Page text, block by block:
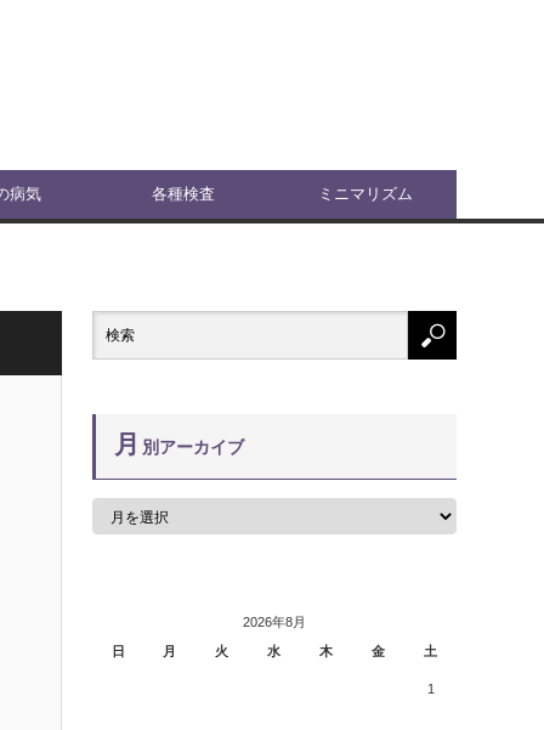
病気 各種検査 ミニマリズム
月 別アーカイブ
2026年8月
日
月 火 水 木 金 土
1